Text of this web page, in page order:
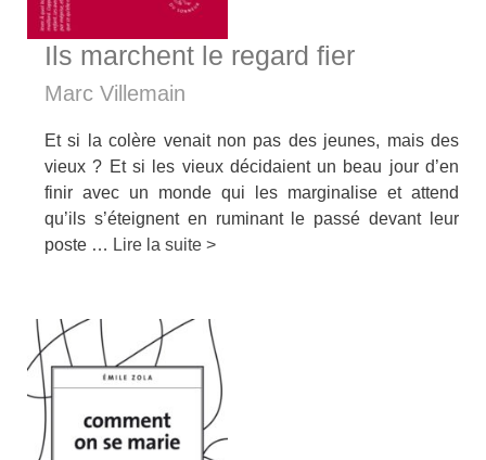
Ils marchent le regard fier
Marc Villemain
Et si la colère venait non pas des jeunes, mais des
vieux ? Et si les vieux décidaient un beau jour d’en
finir avec un monde qui les marginalise et attend
qu’ils s’éteignent en ruminant le passé devant leur
poste … Lire la suite >